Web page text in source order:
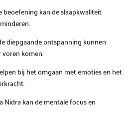
beoefening kan de slaapkwaliteit
diepgaande ontspanning kunnen
komen.
bij het omgaan met emoties en het
Nidra kan de mentale focus en